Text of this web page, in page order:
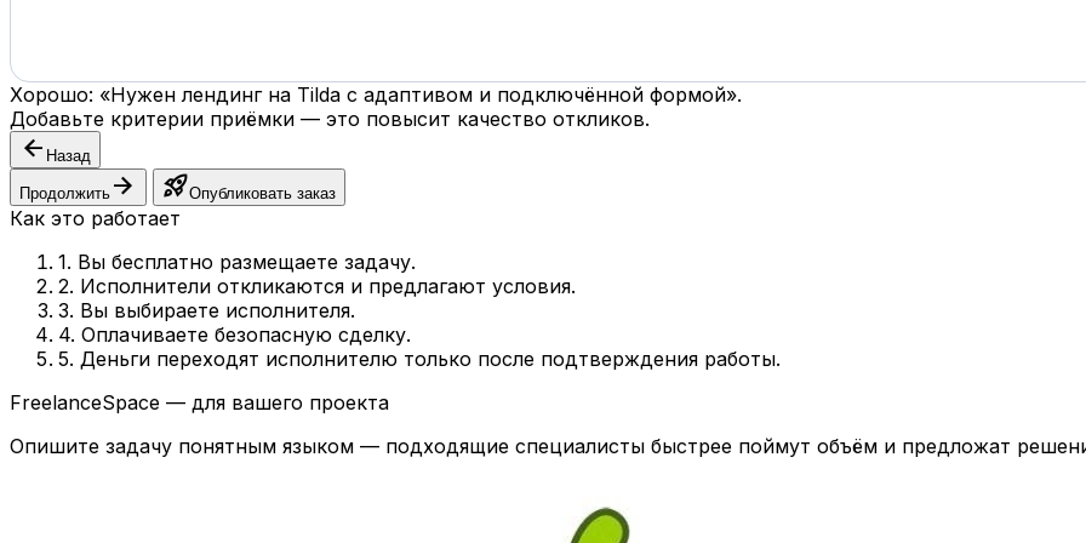
Хорошо: «Нужен лендинг на Tilda с адаптивом и подключённой формой».
Добавьте критерии приёмки — это повысит качество откликов.
arrow_back Назад
Продолжить arrow_forward rocket_launchОпубликовать заказ
Как это работает
1. Вы бесплатно размещаете задачу.
2. Исполнители откликаются и предлагают условия.
3. Вы выбираете исполнителя.
4. Оплачиваете безопасную сделку.
5. Деньги переходят исполнителю только после подтверждения работы.
FreelanceSpace — для вашего проекта
Опишите задачу понятным языком — подходящие специалисты быстрее поймут объём и предложат